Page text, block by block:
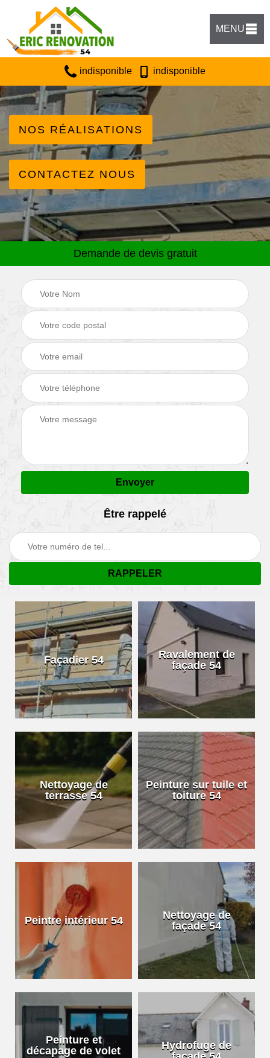
MENU
indisponible indisponible
NOS RÉALISATIONS
CONTACTEZ NOUS
Demande de devis gratuit
Être rappelé
Façadier 54
Ravalement de
façade 54
Nettoyage de
terrasse 54
Peinture sur tuile et
toiture 54
Peintre intérieur 54
Nettoyage de
façade 54
Peinture et
décapage de volet
Hydrofuge de